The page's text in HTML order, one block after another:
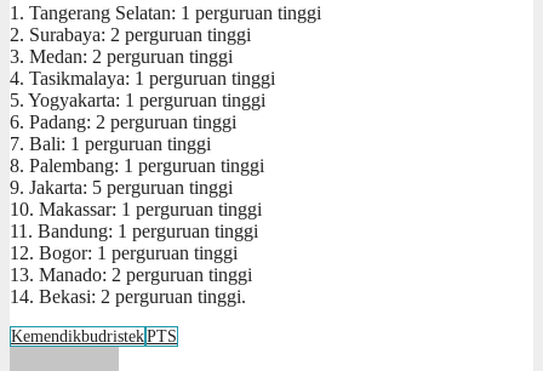
1. Tangerang Selatan: 1 perguruan tinggi
2. Surabaya: 2 perguruan tinggi
3. Medan: 2 perguruan tinggi
4. Tasikmalaya: 1 perguruan tinggi
5. Yogyakarta: 1 perguruan tinggi
6. Padang: 2 perguruan tinggi
7. Bali: 1 perguruan tinggi
8. Palembang: 1 perguruan tinggi
9. Jakarta: 5 perguruan tinggi
10. Makassar: 1 perguruan tinggi
11. Bandung: 1 perguruan tinggi
12. Bogor: 1 perguruan tinggi
13. Manado: 2 perguruan tinggi
14. Bekasi: 2 perguruan tinggi.
KemendikbudristekPTS